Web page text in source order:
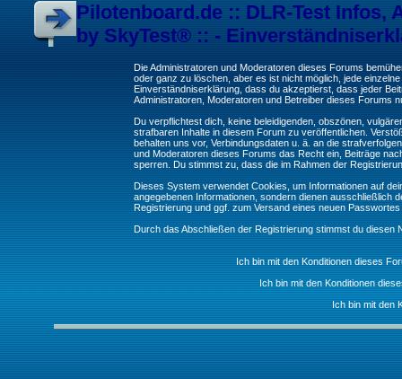
Pilotenboard.de :: DLR-Test
by SkyTest® :: -
Die Administratoren und Moderatoren dieses Forums
oder ganz zu löschen, aber es ist nicht möglich, jede
Einverständniserklärung, dass du akzeptierst, dass jeder
Administratoren, Moderatoren und Betreiber dieses Forums
Du verpflichtest dich, keine beleidigenden, obszönen,
strafbaren Inhalte in diesem Forum zu veröffentlichen.
behalten uns vor, Verbindungsdaten u. ä. an die
und Moderatoren dieses Forums das Recht ein, Beiträge
sperren. Du stimmst zu, dass die im Rahmen der
Dieses System verwendet Cookies, um Informationen auf
angegebenen Informationen, sondern dienen ausschließlich
Registrierung und ggf. zum Versand eines neuen
Durch das Abschließen der Registrierung stimmst du diesen
Ich bin mit den Konditionen dieses
Ich bin mit den Konditionen
Ich bin mit den